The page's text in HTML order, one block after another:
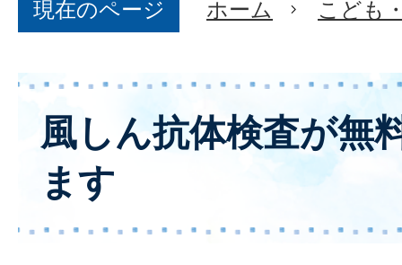
現在のページ ホーム こども
風しん抗体検査が無
ます